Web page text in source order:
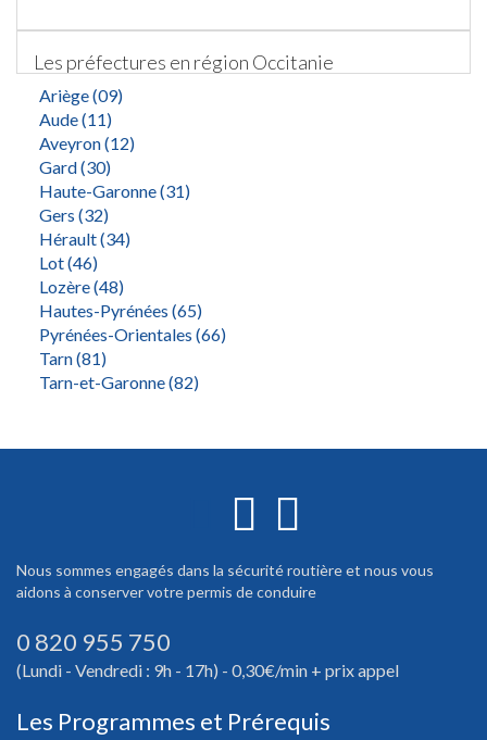
Les préfectures en région Occitanie
Ariège (09)
Aude (11)
Aveyron (12)
Gard (30)
Haute-Garonne (31)
Gers (32)
Hérault (34)
Lot (46)
Lozère (48)
Hautes-Pyrénées (65)
Pyrénées-Orientales (66)
Tarn (81)
Tarn-et-Garonne (82)
Nous sommes engagés dans la sécurité routière et nous vous
aidons à conserver votre permis de conduire
0 820 955 750
(Lundi - Vendredi : 9h - 17h) - 0,30€/min + prix appel
Les Programmes et Prérequis